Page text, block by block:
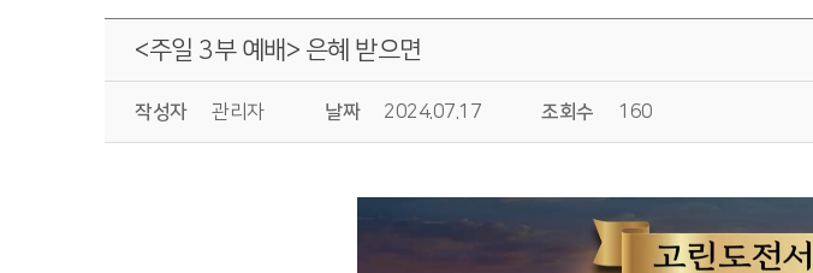
<주일 3부 예배> 은혜 받으면
작성자 관리자 날짜 2024.07.17 조회수 160